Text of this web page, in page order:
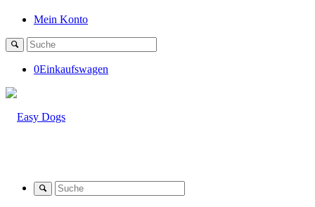
Mein Konto
0Einkaufswagen